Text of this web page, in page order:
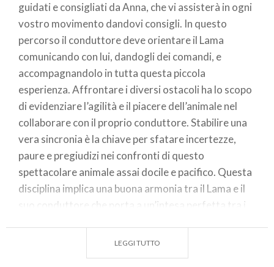
guidati e consigliati da Anna, che vi assisterà in ogni
vostro movimento dandovi consigli. In questo
percorso il conduttore deve orientare il Lama
comunicando con lui, dandogli dei comandi, e
accompagnandolo in tutta questa piccola
esperienza. Affrontare i diversi ostacoli ha lo scopo
di evidenziare l’agilità e il piacere dell’animale nel
collaborare con il proprio conduttore. Stabilire una
vera sincronia è la chiave per sfatare incertezze,
paure e pregiudizi nei confronti di questo
spettacolare animale assai docile e pacifico. Questa
disciplina implica una buona armonia tra il Lama e il
suo conduttore che porta a un’intesa perfetta tra i
posseggano gli elementi di base d’educazione e
LEGGI TUTTO